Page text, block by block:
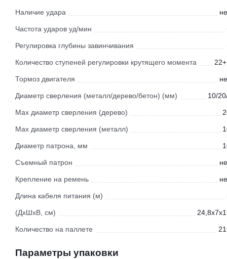
Наличие удара
Частота ударов уд/мин
Регулировка глубины завинчивания
Количество ступеней регулировки крутящего момента
Тормоз двигателя
Диаметр сверления (металл/дерево/бетон) (мм) 10/
Мах диаметр сверления (дерево)
Мах диаметр сверления (металл)
Диаметр патрона, мм
Съемный патрон
Крепление на ремень
Длина кабеля питания (м)
(ДхШхВ, см)
Количество на паллете
Параметры упаковки